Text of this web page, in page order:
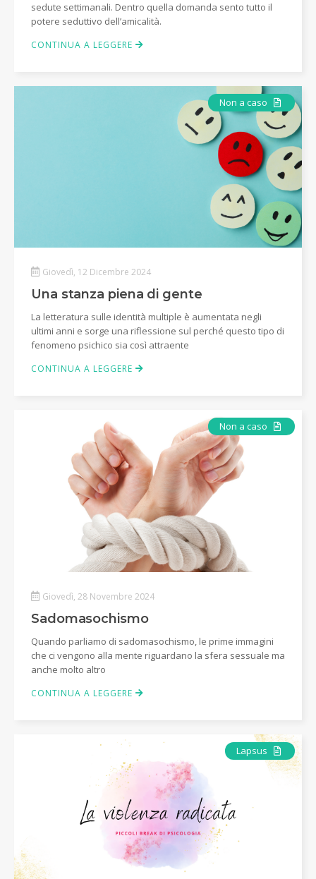
sedute settimanali. Dentro quella domanda sento tutto il
potere seduttivo dell’amicalità.
CONTINUA A LEGGERE
Non a caso Articolo
Giovedì, 12 Dicembre 2024
Una stanza piena di gente
La letteratura sulle identità multiple è aumentata negli
ultimi anni e sorge una riflessione sul perché questo tipo di
fenomeno psichico sia così attraente
CONTINUA A LEGGERE
Non a caso Articolo
Giovedì, 28 Novembre 2024
Sadomasochismo
Quando parliamo di sadomasochismo, le prime immagini
che ci vengono alla mente riguardano la sfera sessuale ma
anche molto altro
CONTINUA A LEGGERE
Lapsus Articolo